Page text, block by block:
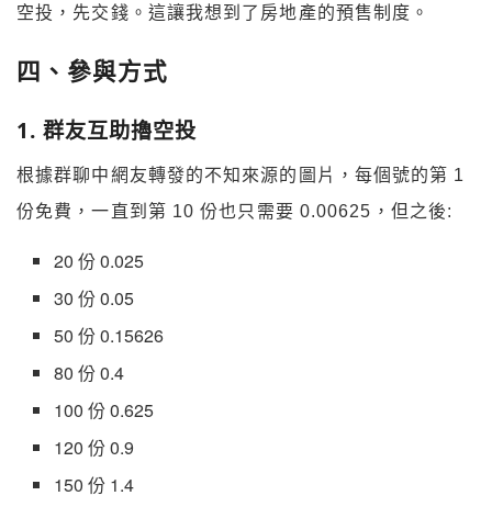
空投，先交錢。這讓我想到了房地產的預售制度。
四、參與方式
1. 群友互助擼空投
根據群聊中網友轉發的不知來源的圖片，每個號的第 1
份免費，一直到第 10 份也只需要 0.00625，但之後:
20 份 0.025
30 份 0.05
50 份 0.15626
80 份 0.4
100 份 0.625
120 份 0.9
150 份 1.4